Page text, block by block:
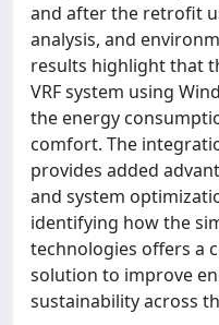
and after the retrofit
analysis, and
results highlight that
VRF system using
the energy
comfort. The
provides added
and system
identifying how the
technologies offers a
solution to improve
sustainability across